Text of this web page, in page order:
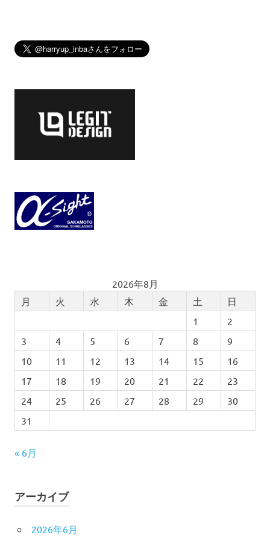
2026年8月
月
火 水 木 金 土
日
1
2
3
4 5 6 7 8
9
10
11 12 13 14 15
16
17
18 19 20 21 22
23
24
25 26 27 28 29
30
31
« 6月
アーカイブ
2026年6月